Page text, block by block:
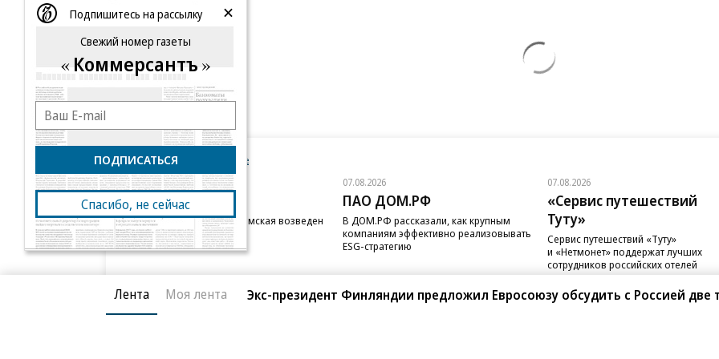
Новости компаний Все
07.08.2026
STONE
Бизнес-центр STONE Римская возведен
в полную высоту
07.08.2026
ПАО ДОМ.РФ
В ДОМ.РФ рассказали, как крупным
компаниям эффективно реализовывать
ESG-стратегию
07.08.2026
«Сервис путешествий
Туту»
Сервис путешествий «Туту»
и «Нетмонет» поддержат лучших
сотрудников российских отелей
Лента Моя лента Экс-президент Финляндии предложил Евросоюзу обсудить с Россией две
Подпишитесь на рассылку
Свежий номер газеты
Коммерсантъ
ПОДПИСАТЬСЯ
Спасибо, не сейчас